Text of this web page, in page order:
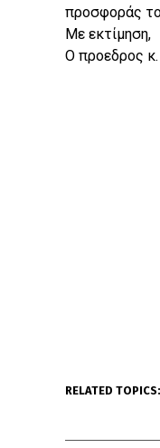
προσφοράς
Με εκτίμηση,
Ο προεδρος κ.
RELATED TOPICS: